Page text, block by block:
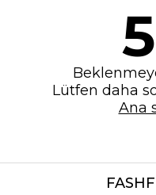
Lütfen daha
Ana